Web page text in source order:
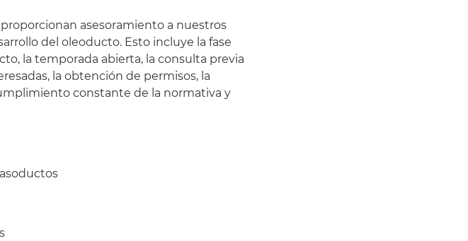
proporcionan asesoramiento a nuestros
del oleoducto. Esto incluye la fase
la temporada abierta, la consulta previa
la obtención de permisos, la
constante de la normativa y